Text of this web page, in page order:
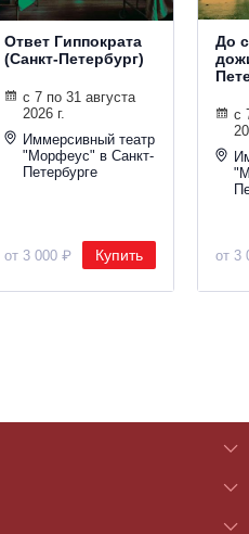
Ответ Гиппократа
(Санкт-Петербург)
с 7 по 31 августа
2026 г.
Иммерсивный театр
"Морфеус" в Санкт-
Петербурге
от 3 000 ₽ Купить
До
с
от 3